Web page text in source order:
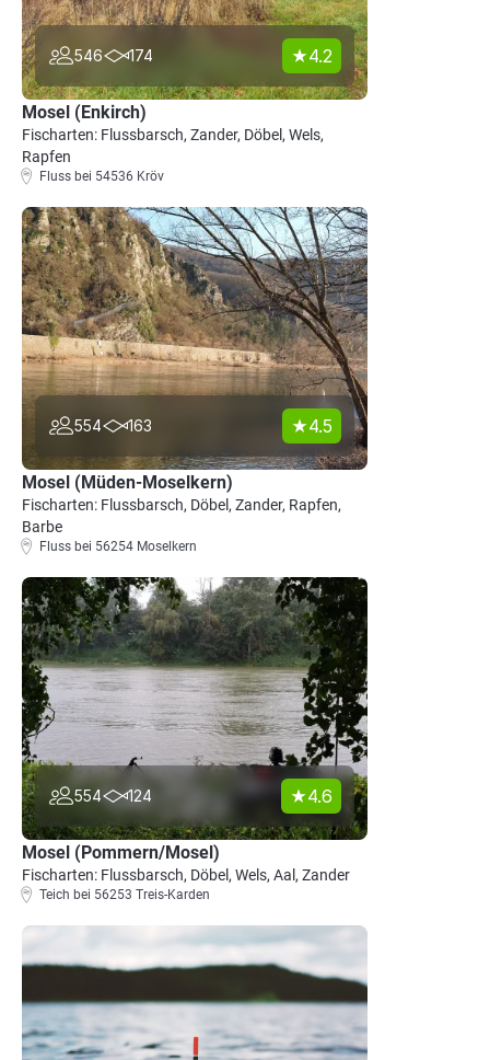
546 174 4.2
Mosel (Enkirch)
Fischarten: Flussbarsch, Zander, Döbel, Wels,
Rapfen
Fluss bei 54536 Kröv
554 163 4.5
Mosel (Müden-Moselkern)
Fischarten: Flussbarsch, Döbel, Zander, Rapfen,
Barbe
Fluss bei 56254 Moselkern
554 124 4.6
Mosel (Pommern/Mosel)
Fischarten: Flussbarsch, Döbel, Wels, Aal, Zander
Teich bei 56253 Treis-Karden